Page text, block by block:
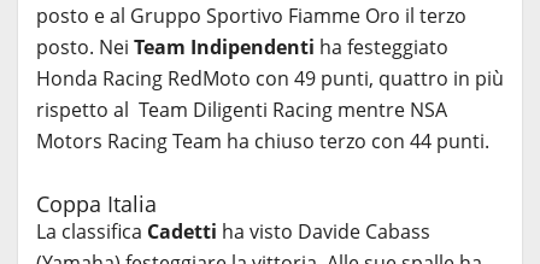
posto e al Gruppo Sportivo Fiamme Oro il terzo
posto. Nei Team Indipendenti ha festeggiato
Honda Racing RedMoto con 49 punti, quattro in più
rispetto al Team Diligenti Racing mentre NSA
Motors Racing Team ha chiuso terzo con 44 punti.
Coppa Italia
La classifica Cadetti ha visto Davide Cabass